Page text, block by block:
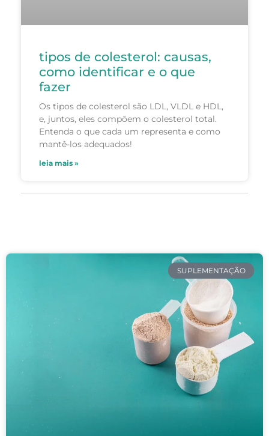
tipos de colesterol: causas,
como identificar e o que
fazer
Os tipos de colesterol são LDL, VLDL e HDL,
e, juntos, eles compõem o colesterol total.
Entenda o que cada um representa e como
mantê-los adequados!
leia mais »
SUPLEMENTAÇÃO